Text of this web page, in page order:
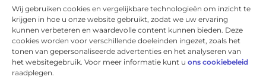
Wij gebruiken cookies en vergelijkbare technologieën om inzicht te
krijgen in hoe u onze website gebruikt, zodat we uw ervaring
kunnen verbeteren en waardevolle content kunnen bieden. Deze
cookies worden voor verschillende doeleinden ingezet, zoals het
tonen van gepersonaliseerde advertenties en het analyseren van
het websitegebruik. Voor meer informatie kunt u ons cookiebeleid
raadplegen.
De voordelen van het drukken van kalenders voor jouw
bedrijf!
Goed artikel? Deel hem dan op: Share on X (Twitter)